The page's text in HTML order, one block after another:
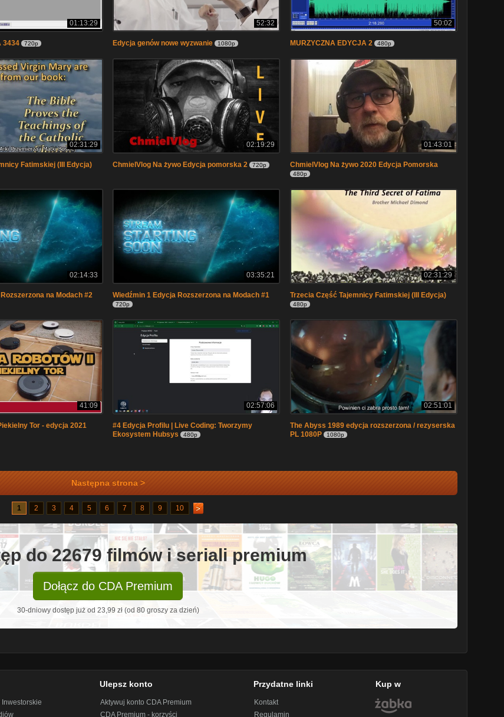
01:13:29
3434 720p
52:32
Edycja genów nowe wyzwanie 1080p
50:02
MURZYCZNA EDYCJA 2 480p
02:31:29
Fatimskiej (III Edycja)
02:19:29
ChmielVlog Na żywo Edycja pomorska 2 720p
01:43:01
ChmielVlog Na żywo 2020 Edycja Pomorska
480p
02:14:33
na Modach #2
03:35:21
Wiedźmin 1 Edycja Rozszerzona na Modach #1
720p
02:31:29
Trzecia Część Tajemnicy Fatimskiej (III Edycja)
480p
41:09
Tor - edycja 2021
02:57:06
#4 Edycja Profilu | Live Coding: Tworzymy
Ekosystem Hubsys
480p
02:51:01
The Abyss 1989 edycja rozszerzona / rezyserska
PL 1080P
1080p
Następna strona >
1 2 3 4 5 6 7 8 9 10
do 22679 filmów i seriali premium
Dołącz do CDA Premium
30-dniowy dostęp już od 23,99 zł (od 80 groszy za dzień)
Inwestorskie
Ulepsz konto
Aktywuj konto CDA Premium
CDA Premium - korzyści
Przydatne linki
Kontakt
Regulamin
Kup w